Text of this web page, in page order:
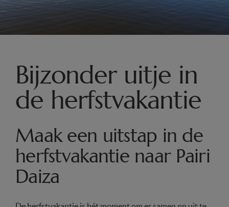
Bijzonder uitje in
de herfstvakantie
Maak een uitstap in de
herfstvakantie naar Pairi
Daiza